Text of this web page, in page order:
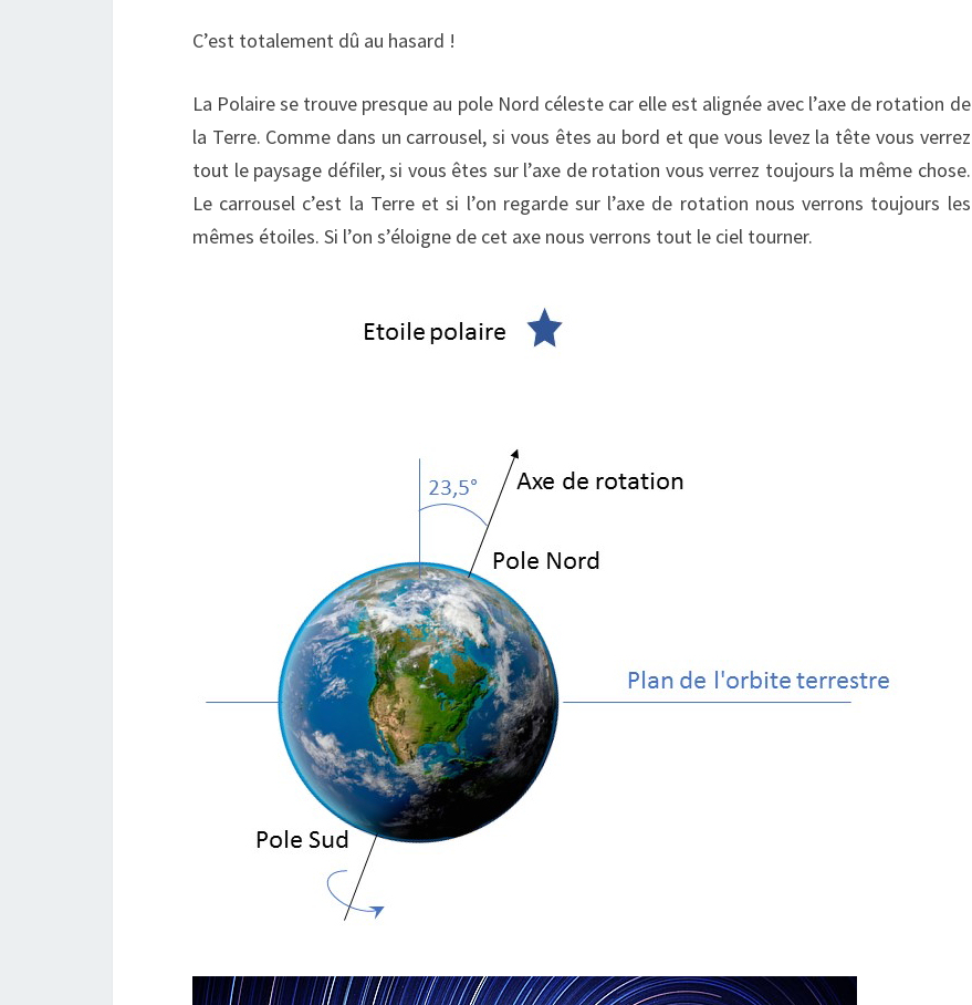
C’est totalement dû au hasard !
La Polaire se trouve presque au pole Nord céleste car elle est alignée avec l’axe de rotation de
la Terre. Comme dans un carrousel, si vous êtes au bord et que vous levez la tête vous verrez
tout le paysage défiler, si vous êtes sur l’axe de rotation vous verrez toujours la même chose.
Le carrousel c’est la Terre et si l’on regarde sur l’axe de rotation nous verrons toujours les
mêmes étoiles. Si l’on s’éloigne de cet axe nous verrons tout le ciel tourner.